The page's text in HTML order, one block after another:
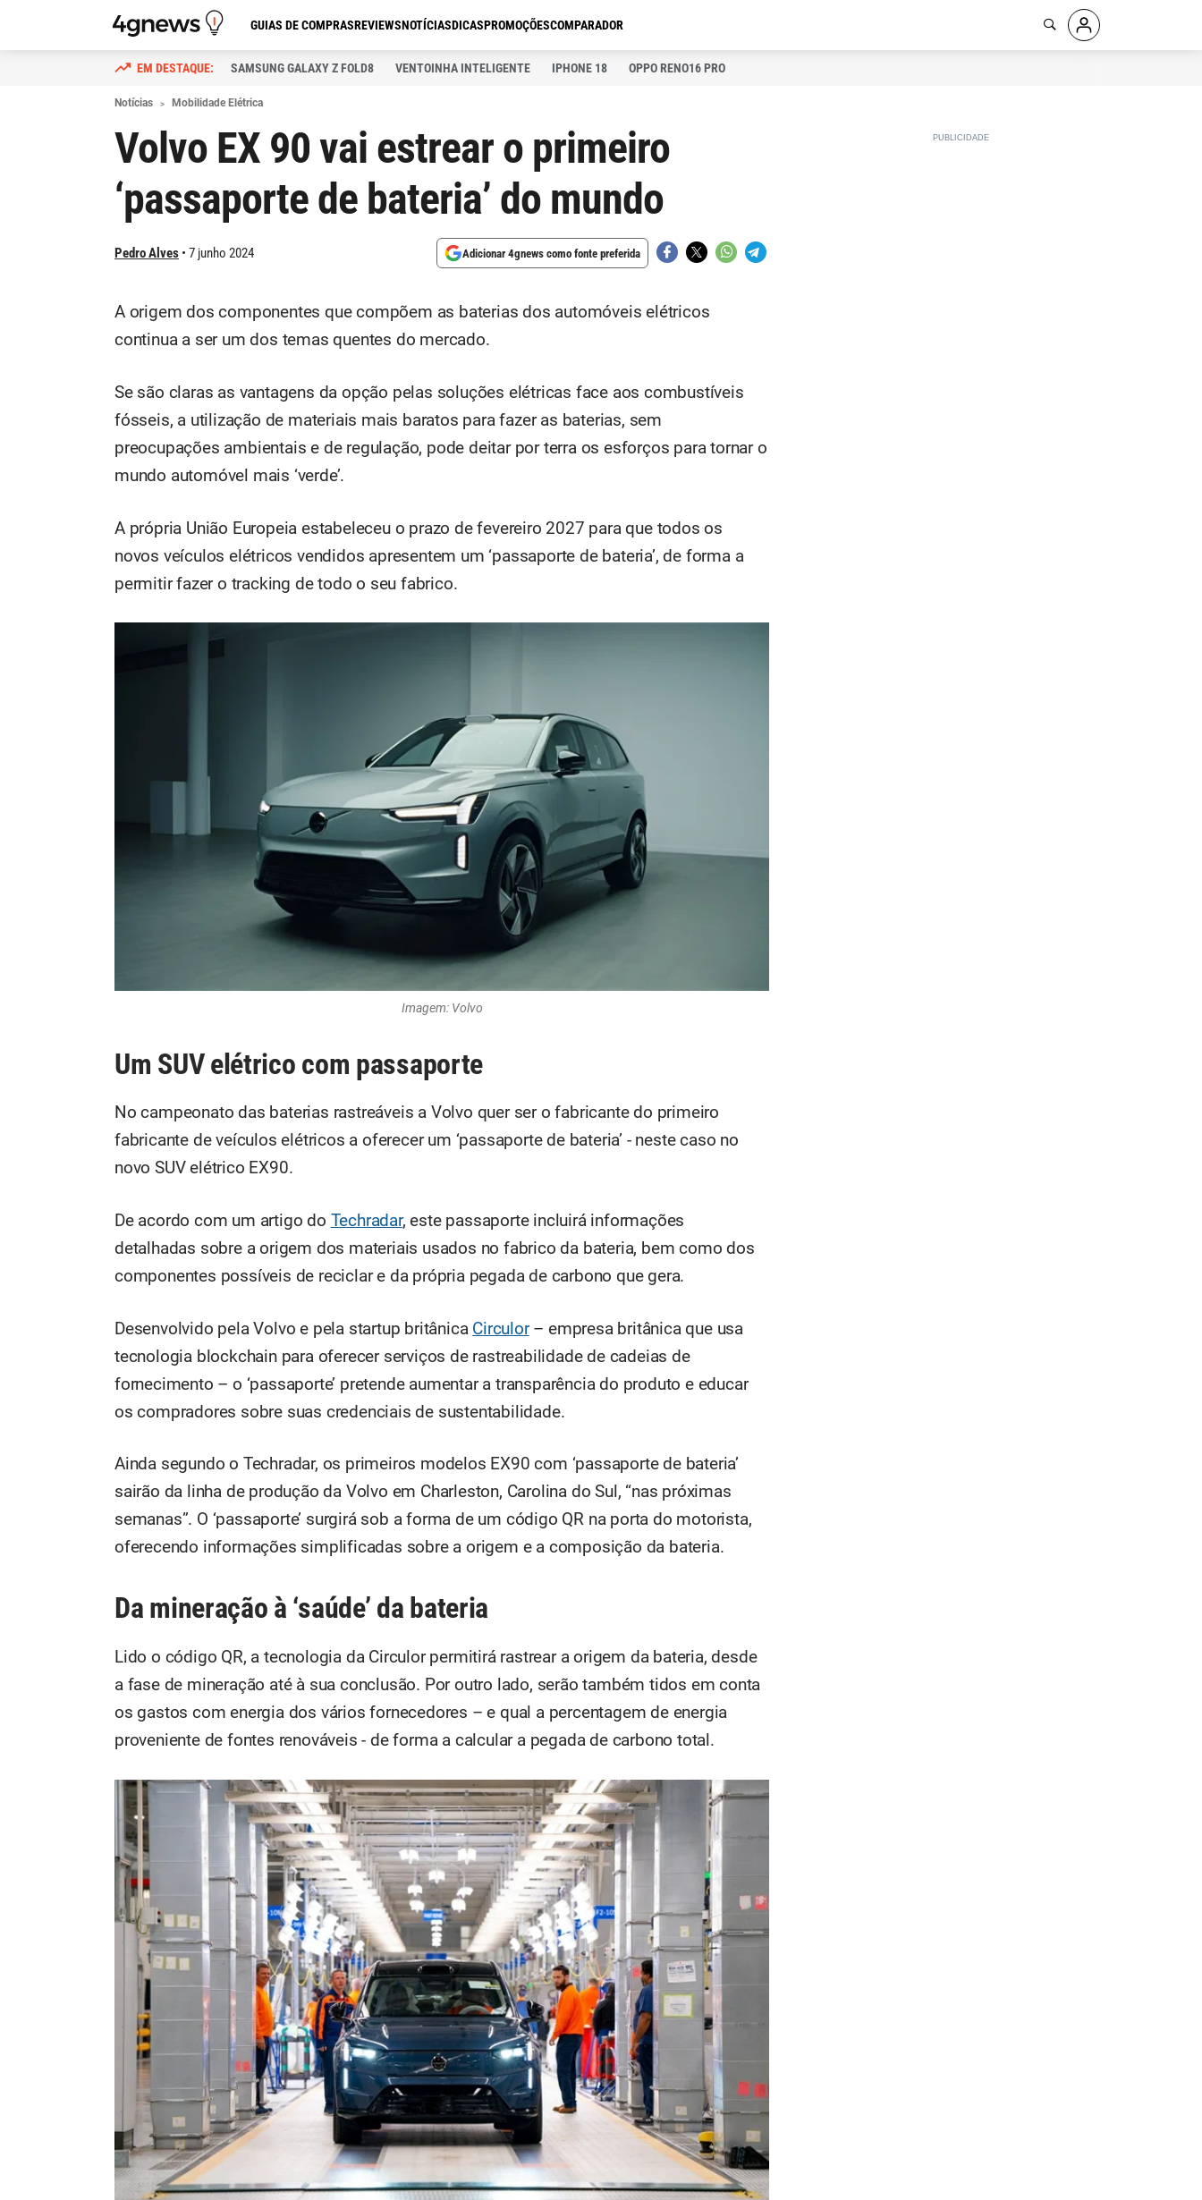
GUIAS DE COMPRASREVIEWSNOTÍCIASDICASPROMOÇÕESCOMPARADOR
SAMSUNG GALAXY Z FOLD8 VENTOINHA INTELIGENTE IPHONE 18 OPPO RENO16 PRO
Notícias Mobilidade Elétrica
Volvo EX 90 vai estrear o primeiro
‘passaporte de bateria’ do mundo
Pedro Alves 7 junho 2024 Adicionar 4gnews como fonte preferida
A origem dos componentes que compõem as baterias dos automóveis elétricos
continua a ser um dos temas quentes do mercado.
Se são claras as vantagens da opção pelas soluções elétricas face aos combustíveis
fósseis, a utilização de materiais mais baratos para fazer as baterias, sem
preocupações ambientais e de regulação, pode deitar por terra os esforços para tornar o
mundo automóvel mais ‘verde’.
A própria União Europeia estabeleceu o prazo de fevereiro 2027 para que todos os
novos veículos elétricos vendidos apresentem um ‘passaporte de bateria’, de forma a
permitir fazer o tracking de todo o seu fabrico.
Imagem: Volvo
Um SUV elétrico com passaporte
No campeonato das baterias rastreáveis a Volvo quer ser o fabricante do primeiro
fabricante de veículos elétricos a oferecer um ‘passaporte de bateria’ - neste caso no
novo SUV elétrico EX90.
De acordo com um artigo do Techradar, este passaporte incluirá informações
detalhadas sobre a origem dos materiais usados no fabrico da bateria, bem como dos
componentes possíveis de reciclar e da própria pegada de carbono que gera.
Desenvolvido pela Volvo e pela startup britânica Circulor– empresa britânica que usa
tecnologia blockchain para oferecer serviços de rastreabilidade de cadeias de
fornecimento – o ‘passaporte’ pretende aumentar a transparência do produto e educar
os compradores sobre suas credenciais de sustentabilidade.
Ainda segundo o Techradar, os primeiros modelos EX90 com ‘passaporte de bateria’
sairão da linha de produção da Volvo em Charleston, Carolina do Sul, “nas próximas
semanas”. O ‘passaporte’ surgirá sob a forma de um código QR na porta do motorista,
oferecendo informações simplificadas sobre a origem e a composição da bateria.
Da mineração à ‘saúde’ da bateria
Lido o código QR, a tecnologia da Circulor permitirá rastrear a origem da bateria, desde
a fase de mineração até à sua conclusão. Por outro lado, serão também tidos em conta
os gastos com energia dos vários fornecedores – e qual a percentagem de energia
proveniente de fontes renováveis - de forma a calcular a pegada de carbono total.